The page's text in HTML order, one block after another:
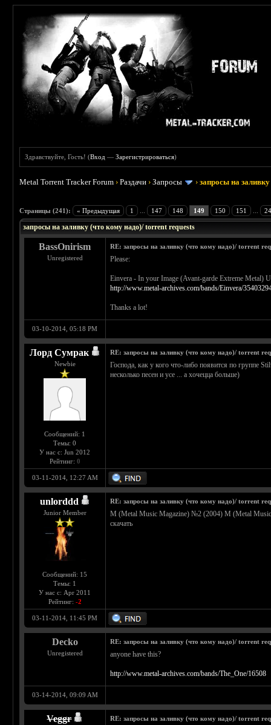
Здравствуйте, Гость! (Вход —Зарегистрироваться)
Metal Torrent Tracker Forum ›Раздачи ›Запросы ›запросы на
Страницы (241): « Предыдущая 1 147 148 149 150 151
запросы на заливку (что кому надо)/ torrent requests
BassOnirism
Unregistered
RE: запросы на заливку (что кому надо)/ torrent
Please:
Einvera - In your Image (Avant-garde Extreme Metal)
http://www.metal-archives.com/bands/Einvera/
Thanks a lot!
03-10-2014, 05:18 PM
Лорд Сумрак
Newbie
Сообщений: 1
Темы: 0
У нас с: Jun 2012
Рейтинг: 0
RE: запросы на заливку (что кому надо)/ torrent
Господа, как у кого что-либо появится по группе
несколько песен и усе ... а хочецца больше)
03-11-2014, 12:27 AM
unlorddd
Junior Member
Сообщений: 15
Темы: 1
У нас с: Apr 2011
Рейтинг: -2
RE: запросы на заливку (что кому надо)/ torrent
М (Metal Music Magazine) №2 (2004) М (Metal
скачать
03-11-2014, 11:45 PM
Decko
Unregistered
RE: запросы на заливку (что кому надо)/ torrent
anyone have this?
http://www.metal-archives.com/bands/The_One/16508
03-14-2014, 09:09 AM
Veggr RE: запросы на заливку (что кому надо)/ torrent